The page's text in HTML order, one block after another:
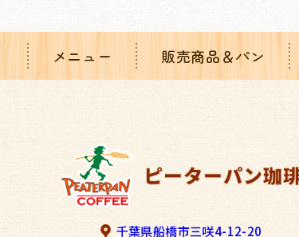
メニュー 販売商品＆パン
千葉県船橋市三咲4-12-20